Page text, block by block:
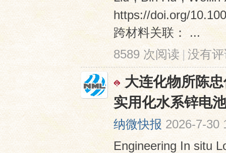
https://doi.org/
跨材料关联： ...
8589 次阅读 | 没有
大连化物所陈
实用化水系锌电
纳微快报 2026-7-30
Engineering In situ